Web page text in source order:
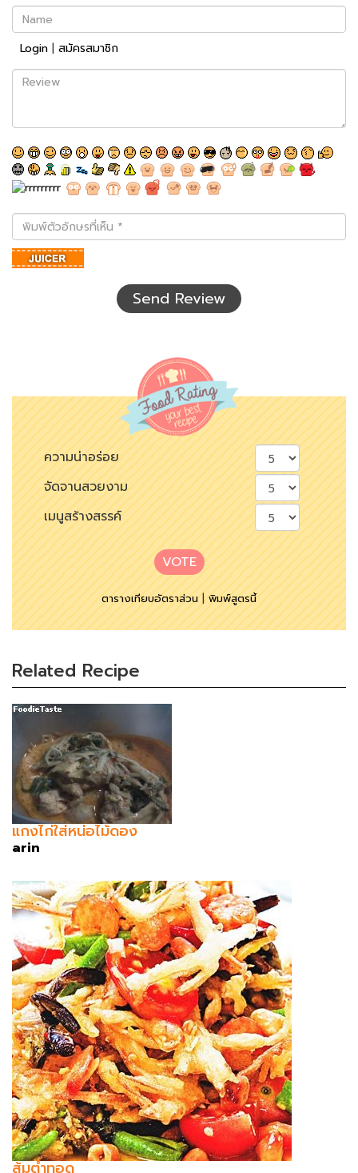
Name
Login | สมัครสมาชิก
Review
พิมพ์
ตัว
อักษร
ที่
Send Review
ความน่าอร่อย
จัดจานสวยงาม
เมนูสร้างสรรค์
VOTE
ตารางเทียบอัตราส่วน|พิมพ์สูตรนี้
Related Recipe
แกงไก่ใส่หน่อไม้ดอง
arin
ส้มตำทอด